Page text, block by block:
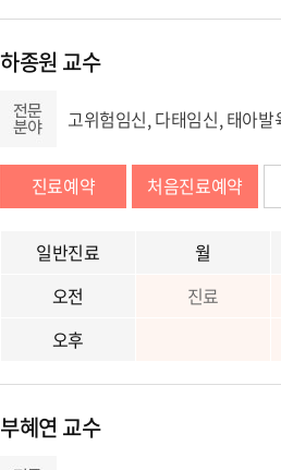
하종원 교수
고위험임신, 다태임신, 태아
진료예약 처음진료예약
일반진료
월
오전
진료
오후
부혜연 교수